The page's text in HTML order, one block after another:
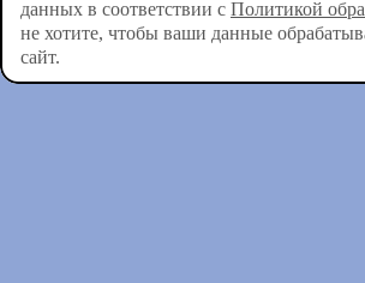
данных в соответствии с Политикой
не хотите, чтобы ваши данные
сайт.